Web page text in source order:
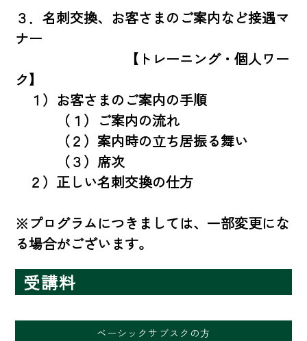
３．名刺交換、お客さまのご案内など接遇マ
ナー
【トレーニング・個人ワー
ク】
１）お客さまのご案内の手順
（１）ご案内の流れ
（２）案内時の立ち居振る舞い
（３）席次
２）正しい名刺交換の仕方
※プログラムにつきましては、一部変更にな
る場合がございます。
受講料
ベーシックサブスクの方